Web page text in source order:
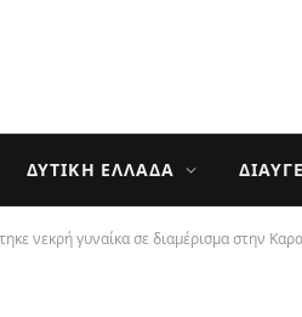
ΔΥΤΙΚΉ ΕΛΛΆΔΑ
νεκρή γυναίκα σε διαμέρισμα στην